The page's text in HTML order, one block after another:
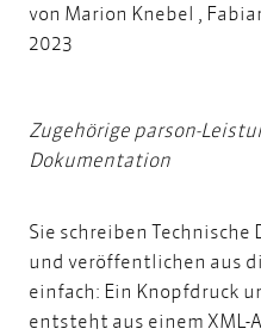
von Marion Knebel
2023
Zugehörige parson-
Dokumentation
Sie schreiben
und veröffentlichen aus
einfach: Ein Knopfdruck
entsteht aus einem